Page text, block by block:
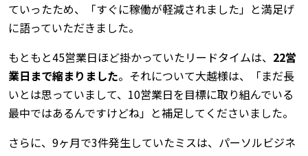
ていったため、「すぐに稼働が軽減されました」と満足げ
に語っていただきました。
もともと45営業日ほど掛かっていたリードタイムは、 22営
業日まで縮まりました。それについて大越様は、「まだ長
いとは思っていまして、10営業日を目標に取り組んでいる
最中ではあるんですけどね」と補足してくださいました。
さらに、9ヶ月で3件発生していたミスは、パーソルビジネ